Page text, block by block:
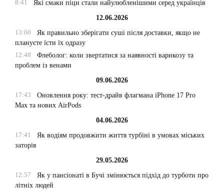
8:41
Які смаки піци стали найулюбленішими серед українців
12.06.2026
13:00
Як правильно зберігати суші після доставки, якщо не
плануєте їсти їх одразу
12:48
Флеболог: коли звертатися за наявності варикозу та
проблем із венами
09.06.2026
17:43
Оновлення року: тест-драйв флагмана iPhone 17 Pro
Max та нових AirPods
04.06.2026
17:41
Як водіям продовжити життя турбіні в умовах міських
заторів
29.05.2026
12:57
Як у пансіонаті в Бучі змінюється підхід до турботи про
літніх людей